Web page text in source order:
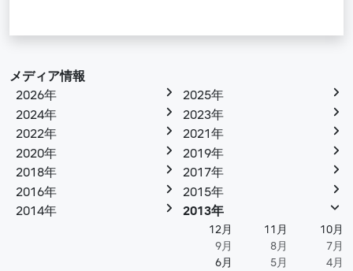
メディア情報
2026年
2025年
2024年
2023年
2022年
2021年
2020年
2019年
2018年
2017年
2016年
2015年
2014年
2013年
12月 11月
10月
9月
8月
7月
6月
5月
4月